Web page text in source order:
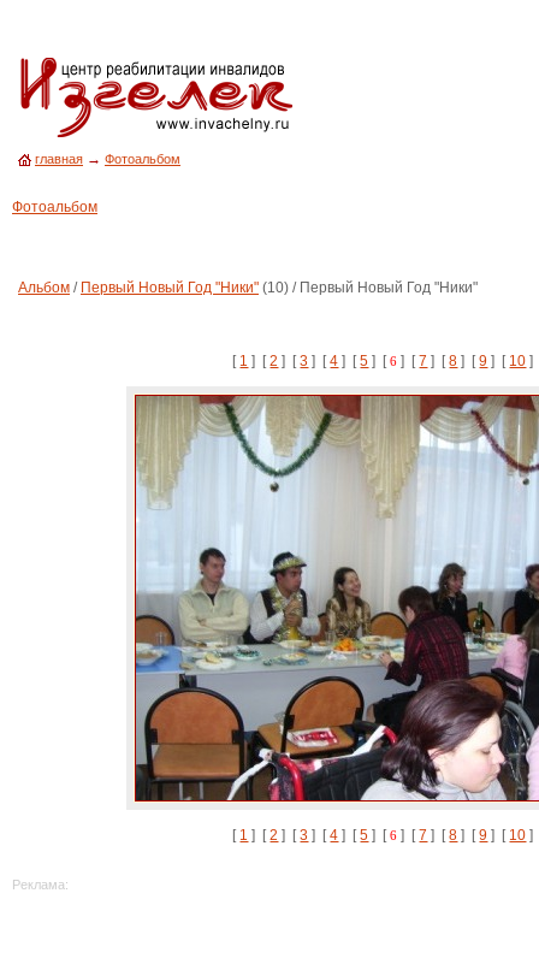
главная → Фотоальбом
Фотоальбом
Альбом / Первый Новый Год "Ники" (10) / Первый Новый Год "Ники"
[ 1 ] [2 ] [3 ] [4 ] [5 ] [6 ] [7 ] [8 ] [9 ] [ 10
[ 1 ] [2 ] [3 ] [4 ] [5 ] [6 ] [7 ] [8 ] [9 ] [ 10
Реклама: